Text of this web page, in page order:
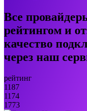
Все
рейтингом и
качество
через наш
рейтинг
1187
1174
1773